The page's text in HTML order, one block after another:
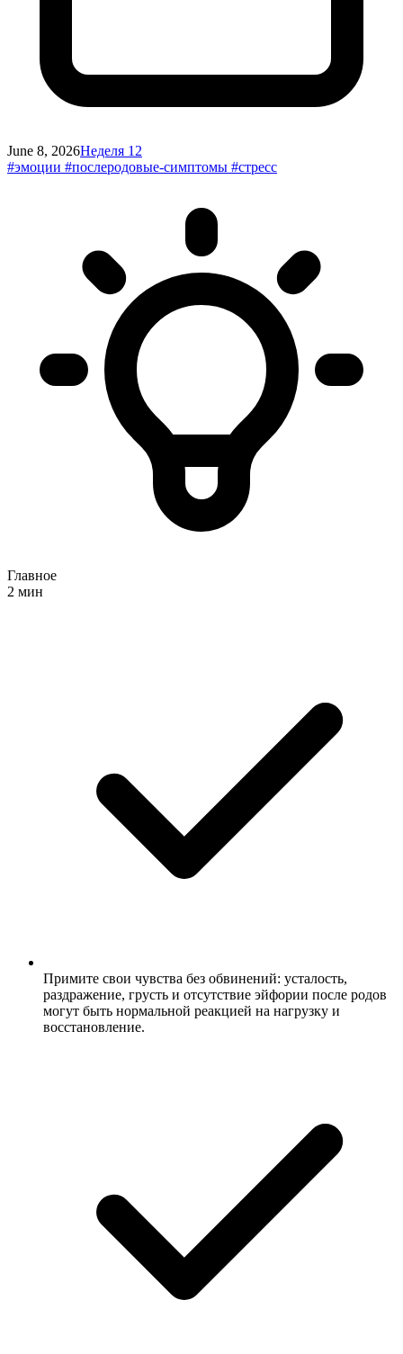
June 8, 2026Неделя 12
#эмоции #послеродовые-симптомы #стресс
Главное
2 мин
Примите свои чувства без обвинений: усталость,
раздражение, грусть и отсутствие эйфории после родов
могут быть нормальной реакцией на нагрузку и
восстановление.